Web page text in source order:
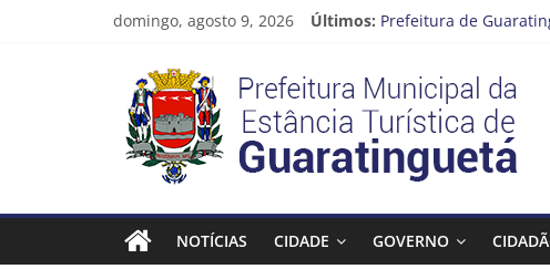
domingo, agosto 9, 2026 Últimos: Prefeitura de
Cinema Pontos MIS |
Neste sábado (08), a
A Operação Cata
Prefeitura
Estância
Turística
NOTÍCIAS CIDADE GOVERNO